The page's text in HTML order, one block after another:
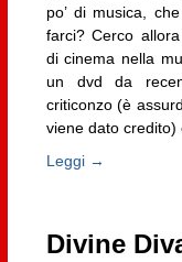
po’ di musica,
farci? Cerco
di cinema nella
un dvd da
criticonzo (è
viene dato credito)
Leggi →
Divine